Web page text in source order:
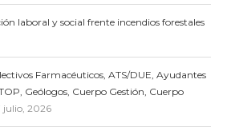
laboral y social frente incendios forestales
Farmacéuticos, ATS/DUE, Ayudantes
Geólogos, Cuerpo Gestión, Cuerpo
julio, 2026